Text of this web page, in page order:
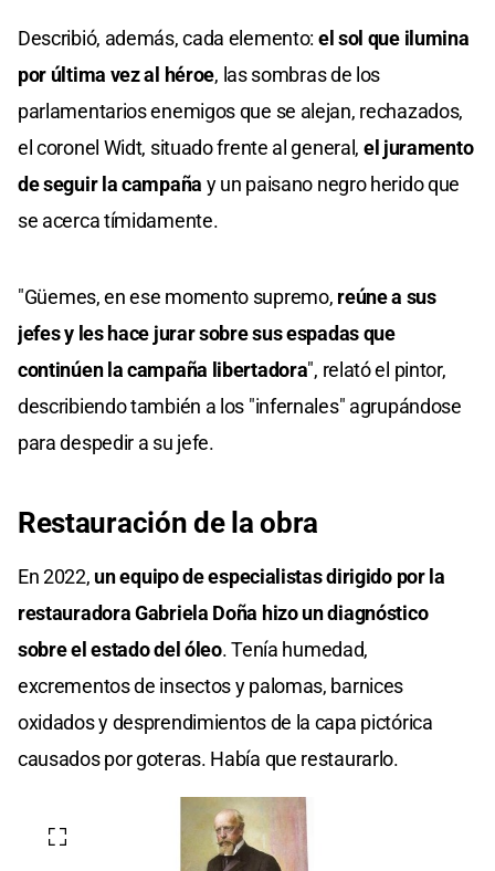
Describió, además, cada elemento: el sol que ilumina
por última vez al héroe, las sombras de los
parlamentarios enemigos que se alejan, rechazados,
el coronel Widt, situado frente al general, el juramento
de seguir la campaña y un paisano negro herido que
se acerca tímidamente.
"Güemes, en ese momento supremo, reúne a sus
jefes y les hace jurar sobre sus espadas que
continúen la campaña libertadora", relató el pintor,
describiendo también a los "infernales" agrupándose
para despedir a su jefe.
Restauración de la obra
En 2022, un equipo de especialistas dirigido por la
restauradora Gabriela Doña hizo un diagnóstico
sobre el estado del óleo. Tenía humedad,
excrementos de insectos y palomas, barnices
oxidados y desprendimientos de la capa pictórica
causados por goteras. Había que restaurarlo.